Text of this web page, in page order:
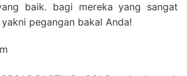
baik. bagi mereka yang sangat
pegangan bakal Anda!